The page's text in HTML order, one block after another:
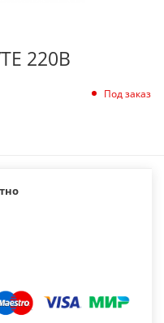
220В
Под заказ